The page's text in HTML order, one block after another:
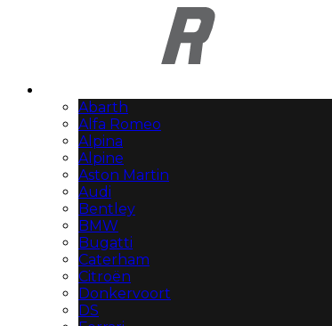
Abarth
Alfa Romeo
Alpina
Alpine
Aston Martin
Audi
Bentley
BMW
Bugatti
Caterham
Citroën
Donkervoort
DS